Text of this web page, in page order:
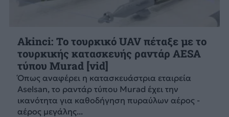
Akinci: Το τουρκικό UAV πέταξε με το
τουρκικής κατασκευής ραντάρ AESA
τύπου Murad [vid]
Όπως αναφέρει η κατασκευάστρια εταιρεία
Aselsan, το ραντάρ τύπου Murad έχει την
ικανότητα για καθοδήγηση πυραύλων αέρος -
αέρος μεγάλης...